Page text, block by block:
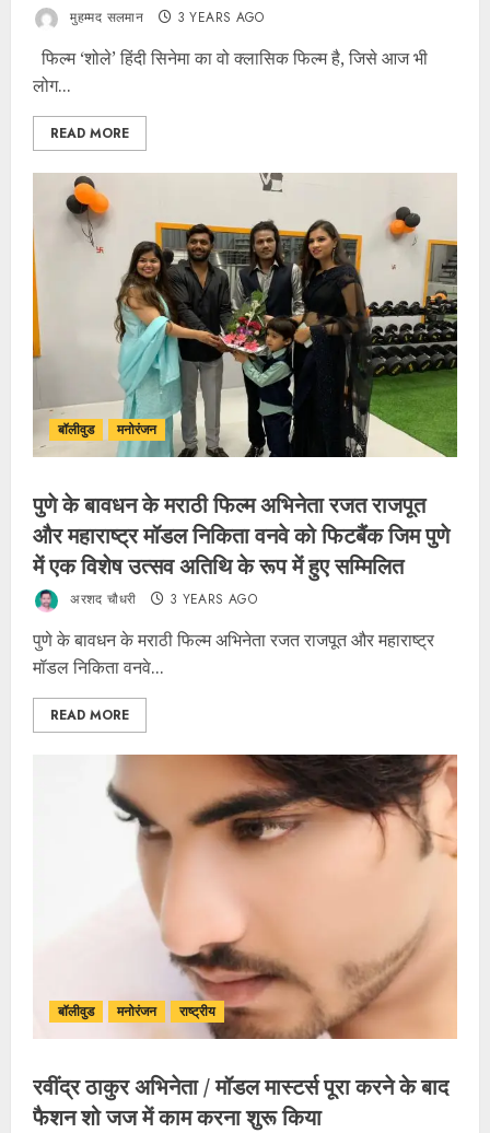
मुहम्मद सलमान 3 YEARS AGO
फिल्म ‘शोले’ हिंदी सिनेमा का वो क्लासिक फिल्म है, जिसे आज भी
लोग...
READ MORE
बॉलीवुड मनोरंजन
पुणे के बावधन के मराठी फिल्म अभिनेता रजत राजपूत
और महाराष्ट्र मॉडल निकिता वनवे को फिटबैंक जिम पुणे
में एक विशेष उत्सव अतिथि के रूप में हुए सम्मिलित
अरशद चौधरी 3 YEARS AGO
पुणे के बावधन के मराठी फिल्म अभिनेता रजत राजपूत और महाराष्ट्र
मॉडल निकिता वनवे...
READ MORE
बॉलीवुड मनोरंजन राष्ट्रीय
रवींद्र ठाकुर अभिनेता / मॉडल मास्टर्स पूरा करने के बाद
फैशन शो जज में काम करना शुरू किया